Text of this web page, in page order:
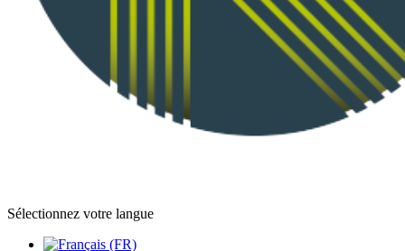
Sélectionnez votre langue